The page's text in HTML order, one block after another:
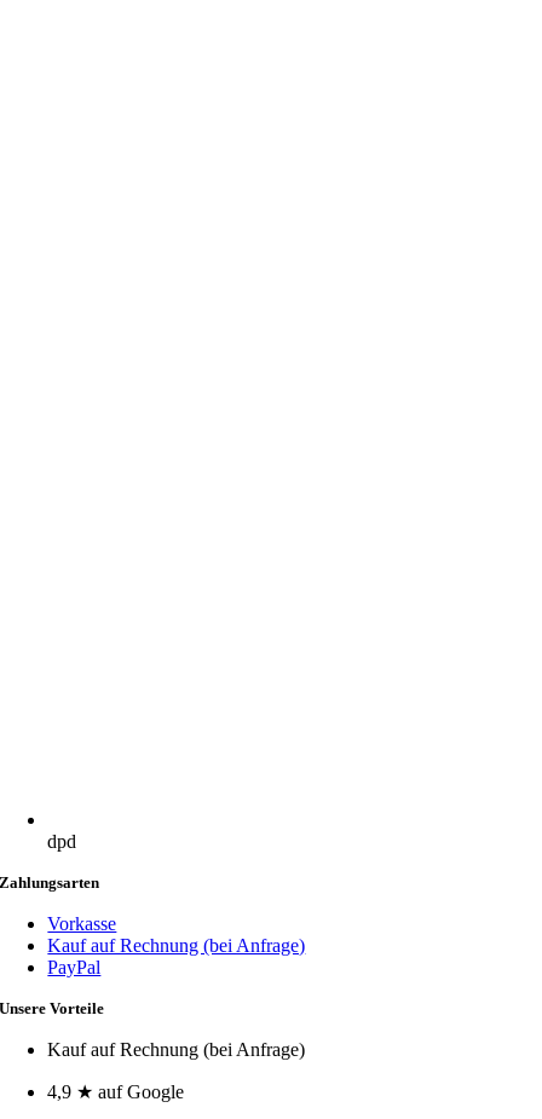
dpd
Zahlungsarten
Vorkasse
Kauf auf Rechnung (bei Anfrage)
PayPal
Unsere Vorteile
Kauf auf Rechnung (bei Anfrage)
4,9 ★ auf Google